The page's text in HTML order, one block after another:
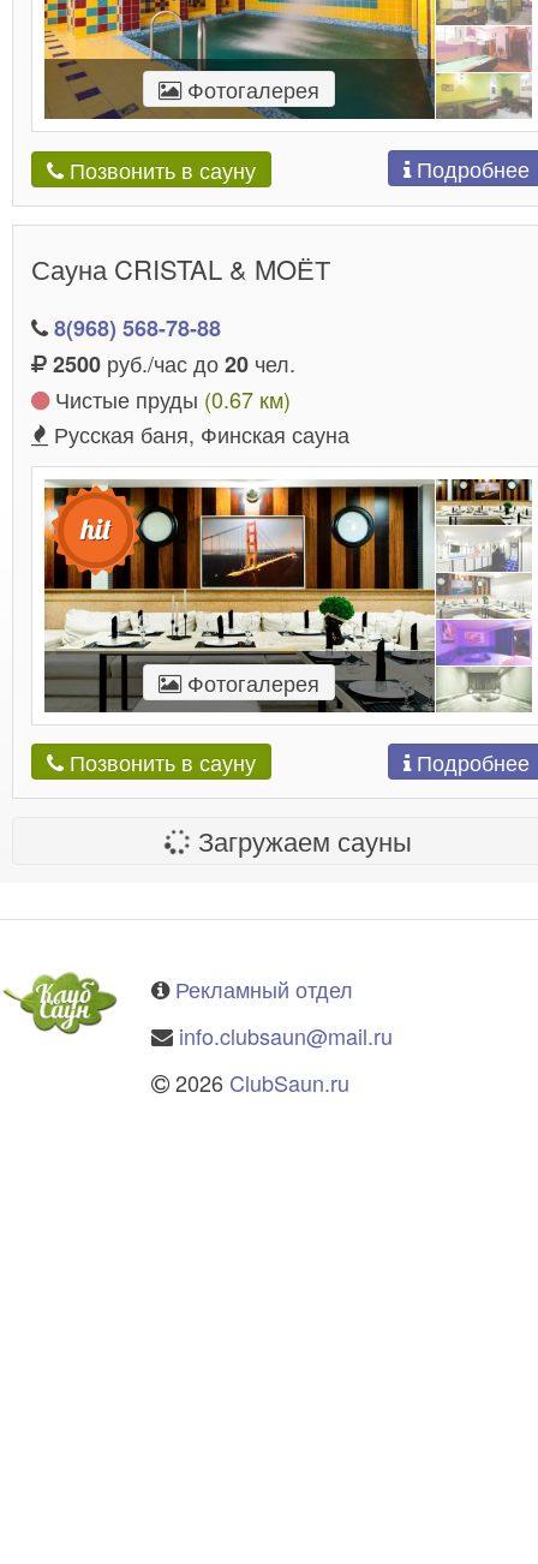
Фотогалерея
Позвонить в сауну Подробнее
Сауна CRISTAL & MOЁТ
8(968) 568-78-88
2500 руб./час до20 чел.
Чистые пруды (0.67 км)
Русская баня, Финская сауна
Фотогалерея
Позвонить в сауну Подробнее
Загружаем сауны
Рекламный отдел
info.clubsaun@mail.ru
2026 ClubSaun.ru